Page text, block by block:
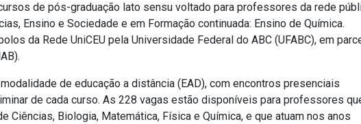
de pós-graduação lato sensu voltado para professores da rede
Ensino e Sociedade e em Formação continuada: Ensino de Química.
da Rede UniCEU pela Universidade Federal do ABC (UFABC), em
de educação a distância (EAD), com encontros presenciais
de cada curso. As 228 vagas estão disponíveis para professores
Ciências, Biologia, Matemática, Física e Química, e que atuam nos anos